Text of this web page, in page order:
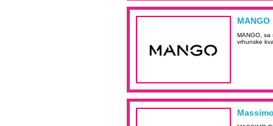
MANGO
MANGO, sa
vrhunske